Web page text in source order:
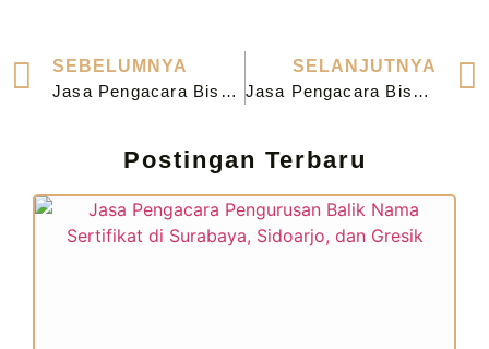
SEBELUMNYA
Jasa Pengacara Bisnis di Mojokerto dengan Tugas yang Dijalankan
SELANJUTNYA
Jasa Pengacara Bisnis di Probolinggo dengan Tugas yang Dijalankan
Postingan Terbaru